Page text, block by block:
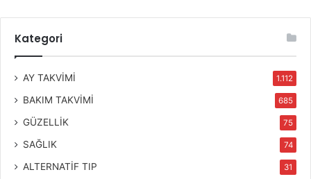
Kategori
AY TAKVİMİ 1.112
BAKIM TAKVİMİ 685
GÜZELLİK 75
SAĞLIK 74
ALTERNATİF TIP 31